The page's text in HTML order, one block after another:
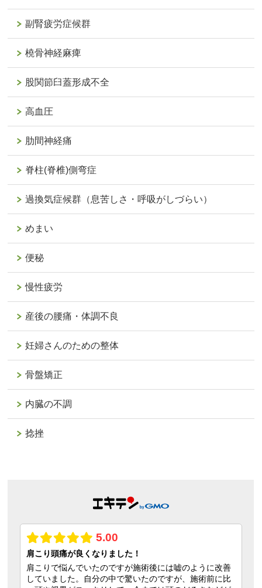
副腎疲労症候群
橈骨神経麻痺
股関節臼蓋形成不全
高血圧
肋間神経痛
脊柱(脊椎)側弯症
過換気症候群（息苦しさ・呼吸がしづらい）
めまい
便秘
慢性疲労
産後の腰痛・体調不良
妊婦さんのための整体
骨盤矯正
内臓の不調
捻挫